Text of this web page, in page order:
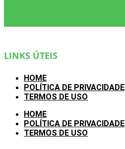
LINKS ÚTEIS
HOME
POLÍTICA DE PRIVACIDADE
TERMOS DE USO
HOME
POLÍTICA DE PRIVACIDADE
TERMOS DE USO